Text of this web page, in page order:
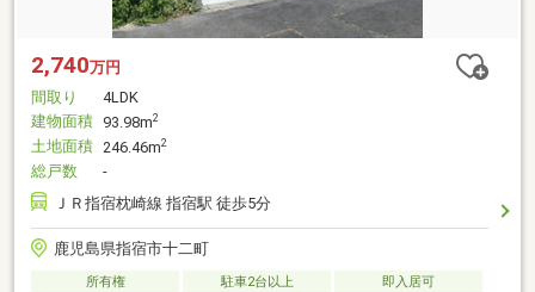
2,740万円
間取り
4LDK
建物面積 93.98m2
土地面積 246.46m2
総戸数
-
ＪＲ指宿枕崎線 指宿駅 徒歩5分
鹿児島県指宿市十二町
所有権 駐車2台以上
即入居可